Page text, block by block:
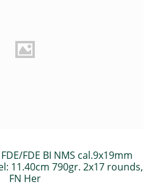
FDE BI NMS cal.9x19mm
11.40cm 790gr. 2x17 rounds,
FN Her